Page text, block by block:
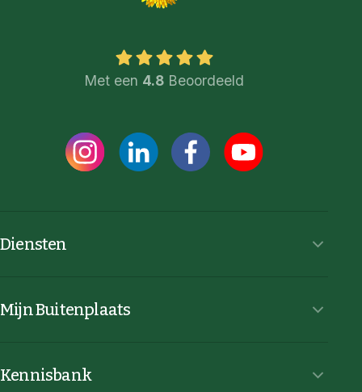
Met een 4.8 Beoordeeld
Diensten
Mijn Buitenplaats
Kennisbank